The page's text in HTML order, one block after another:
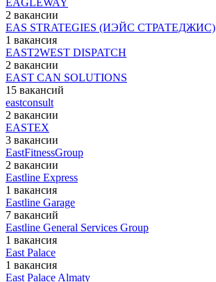
EAGLEWAY
2 вакансии
EAS STRATEGIES (ИЭЙС СТРАТЕДЖИС)
1 вакансия
EAST2WEST DISPATCH
2 вакансии
EAST CAN SOLUTIONS
15 вакансий
eastconsult
2 вакансии
EASTEX
3 вакансии
EastFitnessGroup
2 вакансии
Eastline Express
1 вакансия
Eastline Garage
7 вакансий
Eastline General Services Group
1 вакансия
East Palace
1 вакансия
East Palace Almaty